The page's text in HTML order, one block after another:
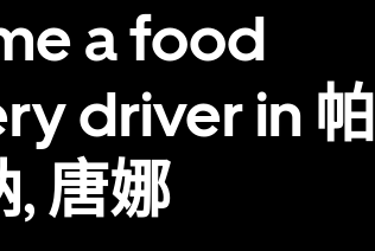
a food
driver in 帕
, 唐娜